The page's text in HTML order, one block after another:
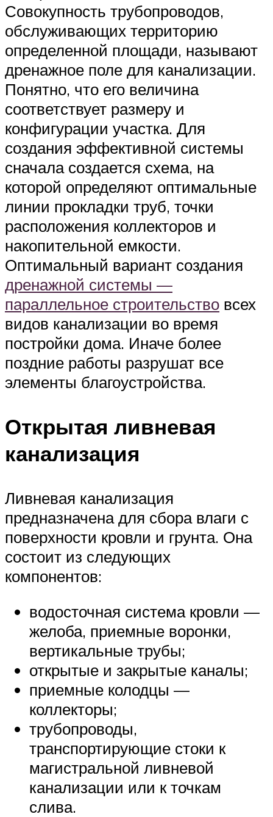
Совокупность трубопроводов,
обслуживающих территорию
определенной площади, называют
дренажное поле для канализации.
Понятно, что его величина
соответствует размеру и
конфигурации участка. Для
создания эффективной системы
сначала создается схема, на
которой определяют оптимальные
линии прокладки труб, точки
расположения коллекторов и
накопительной емкости.
Оптимальный вариант создания
дренажной системы —
параллельное строительство всех
видов канализации во время
постройки дома. Иначе более
поздние работы разрушат все
элементы благоустройства.
Открытая ливневая
канализация
Ливневая канализация
предназначена для сбора влаги с
поверхности кровли и грунта. Она
состоит из следующих
компонентов:
водосточная система кровли —
желоба, приемные воронки,
вертикальные трубы;
открытые и закрытые каналы;
приемные колодцы —
коллекторы;
трубопроводы,
транспортирующие стоки к
магистральной ливневой
канализации или к точкам
слива.